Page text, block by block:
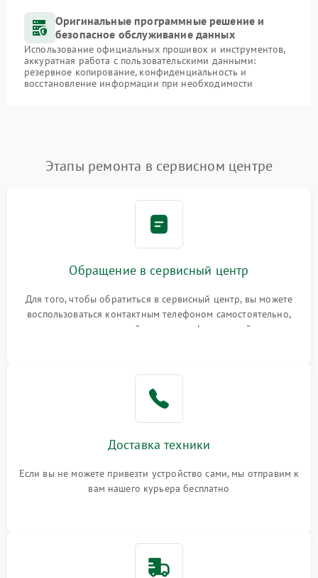
Оригинальные программные решение и
безопасное обслуживание данных
Использование официальных прошивок и инструментов,
аккуратная работа с пользовательскими данными:
резервное копирование, конфиденциальность и
восстановление информации при необходимости
Этапы ремонта в сервисном центре
Обращение в сервисный центр
Для того, чтобы обратиться в сервисный центр, вы можете
воспользоваться контактным телефоном самостоятельно,
или оставить свой номер телефона на сайте
Доставка техники
Если вы не можете привезти устройство сами, мы отправим к
вам нашего курьера бесплатно